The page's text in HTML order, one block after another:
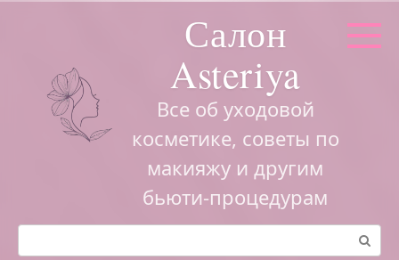
Салон
Asteriya
Все об уходовой
косметике, советы по
макияжу и другим
бьюти-процедурам
Поиск: